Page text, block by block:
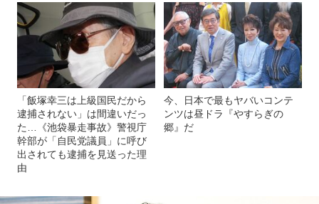
「飯塚幸三は上級国民だから
逮捕されない」は間違いだっ
た…《池袋暴走事故》警視庁
幹部が「自民党議員」に呼び
出されても逮捕を見送った理
由
今、日本で最もヤバいコンテ
ンツは昼ドラ『やすらぎの
郷』だ